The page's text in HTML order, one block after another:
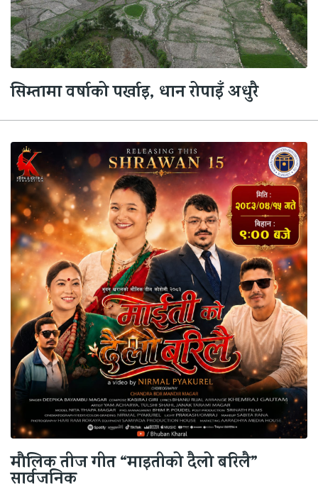
सिम्तामा वर्षाको पर्खाइ, धान रोपाइँ अधुरै
मौलिक तीज गीत “माइतीको दैलो बरिलै”
सार्वजनिक